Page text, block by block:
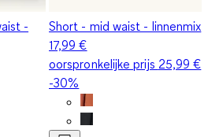
-
Short - mid waist - linnenmix
17,99 €
oorspronkelijke prijs 25,99 €
-30%